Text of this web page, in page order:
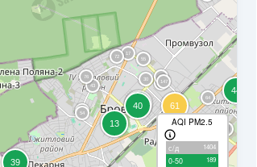
AQI PM2.5
с/д 1404
0-50 189